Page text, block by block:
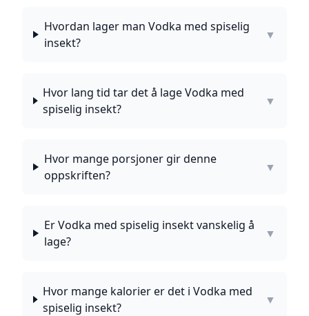
Hvordan lager man Vodka med spiselig
insekt?
▼
Hvor lang tid tar det å lage Vodka med
spiselig insekt?
▼
Hvor mange porsjoner gir denne
oppskriften?
▼
Er Vodka med spiselig insekt vanskelig å
lage?
▼
Hvor mange kalorier er det i Vodka med
spiselig insekt?
▼